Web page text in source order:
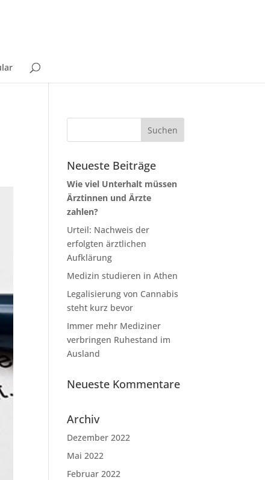
Neueste Beiträge
Wie viel Unterhalt müssen
Ärztinnen und Ärzte
zahlen?
Urteil: Nachweis der
erfolgten ärztlichen
Aufklärung
Medizin studieren in Athen
Legalisierung von Cannabis
steht kurz bevor
Immer mehr Mediziner
verbringen Ruhestand im
Ausland
Neueste Kommentare
Archiv
Dezember 2022
Mai 2022
Februar 2022